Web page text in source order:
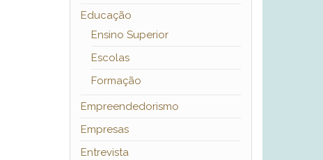
Educação
Ensino Superior
Escolas
Formação
Empreendedorismo
Empresas
Entrevista